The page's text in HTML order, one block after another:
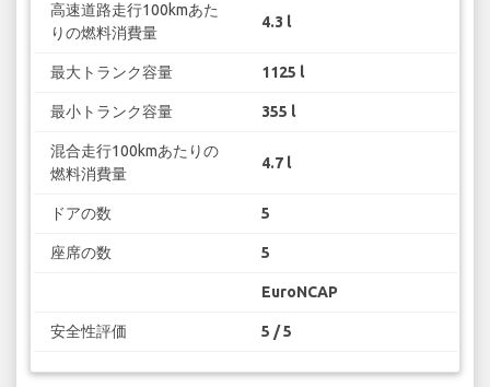
高速道路走行100kmあた
りの燃料消費量
4.3 l
最大トランク容量 1125 l
最小トランク容量 355 l
混合走行100kmあたりの
燃料消費量
4.7 l
ドアの数 5
座席の数 5
EuroNCAP
安全性評価 5 / 5